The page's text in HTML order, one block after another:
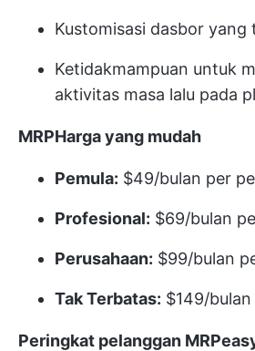
Kustomisasi dasbor yang
Ketidakmampuan untuk
aktivitas masa lalu pada
MRPHarga yang mudah
Pemula: $49/bulan per
Profesional: $69/bulan
Perusahaan: $99/bulan
Tak Terbatas: $149/
Peringkat pelanggan